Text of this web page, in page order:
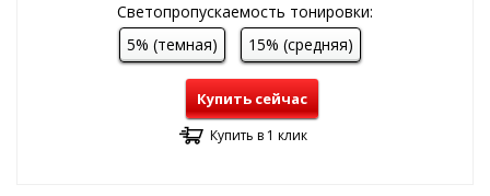
Светопропускаемость тонировки:
5% (темная)
15% (средняя)
Купить сейчас
Купить в 1 клик